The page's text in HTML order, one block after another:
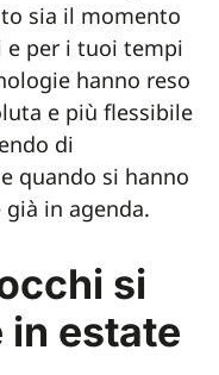
sia il momento
e per i tuoi tempi
hanno reso
e più flessibile
di
quando si hanno
in agenda.
si
in estate